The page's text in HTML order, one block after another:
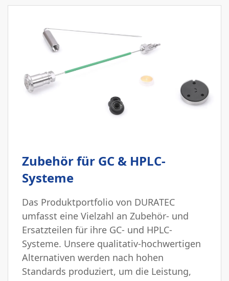
Zubehör für GC & HPLC-
Systeme
Das Produktportfolio von DURATEC
umfasst eine Vielzahl an Zubehör- und
Ersatzteilen für ihre GC- und HPLC-
Systeme. Unsere qualitativ-hochwertigen
Alternativen werden nach hohen
Standards produziert, um die Leistung,